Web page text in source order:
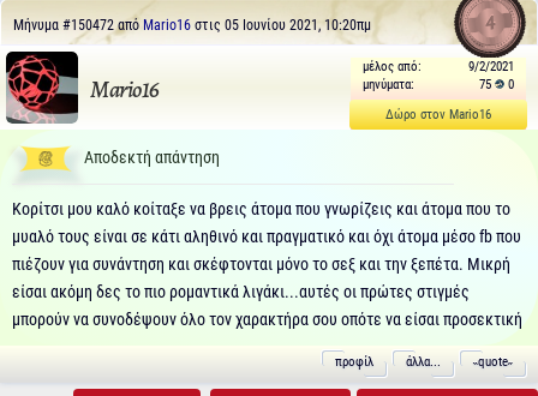
4
Μήνυμα #150472από Mario16 στις 05 Ιουνίου 2021, 10:20πμ
Mario16
μέλος από:
9/2/2021
μηνύματα:
75
0
Δώρο στον Mario16
Αποδεκτή απάντηση
Κορίτσι μου καλό κοίταξε να βρεις άτομα που γνωρίζεις και άτομα που το
μυαλό τους είναι σε κάτι αληθινό και πραγματικό και όχι άτομα μέσο fb που
πιέζουν για συνάντηση και σκέφτονται μόνο το σεξ και την ξεπέτα. Μικρή
είσαι ακόμη δες το πιο ρομαντικά λιγάκι...αυτές οι πρώτες στιγμές
μπορούν να συνοδέψουν όλο τον χαρακτήρα σου οπότε να είσαι προσεκτική
προφίλ άλλα... ˵quote˶